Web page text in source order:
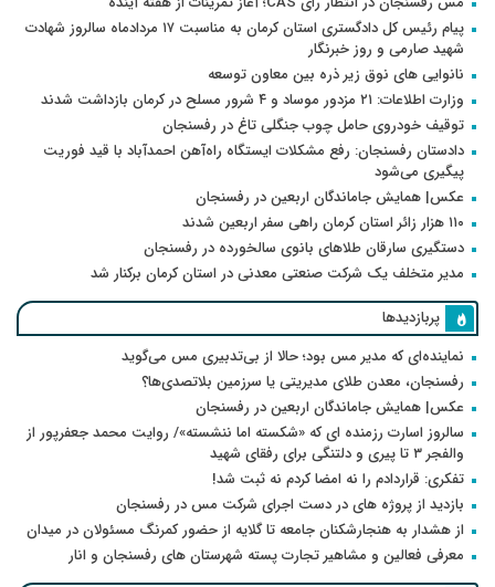
پیام رئیس کل دادگستری استان کرمان به مناسبت ۱۷ مردادماه سالروز شهادت
شهید صارمی و روز خبرنگار
نانوایی های نوق زیر ذره بین معاون توسعه
وزارت اطلاعات: ۲۱ مزدور موساد و ۴ شرور مسلح در کرمان بازداشت شدند
توقیف خودروی حامل چوب جنگلی تاغ در رفسنجان
دادستان رفسنجان: رفع مشکلات ایستگاه راه‌آهن احمدآباد با قید فوریت
پیگیری می‌شود
عکس| همایش جاماندگان اربعین در رفسنجان
۱۱۰ هزار زائر استان کرمان راهی سفر اربعین شدند
دستگیری سارقان طلاهای بانوی سالخورده در رفسنجان
مدیر متخلف یک شرکت صنعتی معدنی در استان کرمان برکنار شد
پربازدیدها
نماینده‌ای که مدیر مس بود؛ حالا از بی‌تدبیری مس می‌گوید
رفسنجان، معدن طلای مدیریتی یا سرزمین بلاتصدی‌ها؟
عکس| همایش جاماندگان اربعین در رفسنجان
سالروز اسارت رزمنده ای که «شکسته اما ننشسته»/ روایت محمد جعفرپور از
والفجر ۳ تا پیری و دلتنگی برای رفقای شهید
تفکری: قراردادم را نه امضا کردم نه ثبت شد!
بازدید از پروژه های در دست اجرای شرکت مس در رفسنجان
از هشدار به هنجارشکنان جامعه تا گلایه از حضور کمرنگ مسئولان در میدان
معرفی فعالین و مشاهیر تجارت پسته شهرستان های رفسنجان و انار